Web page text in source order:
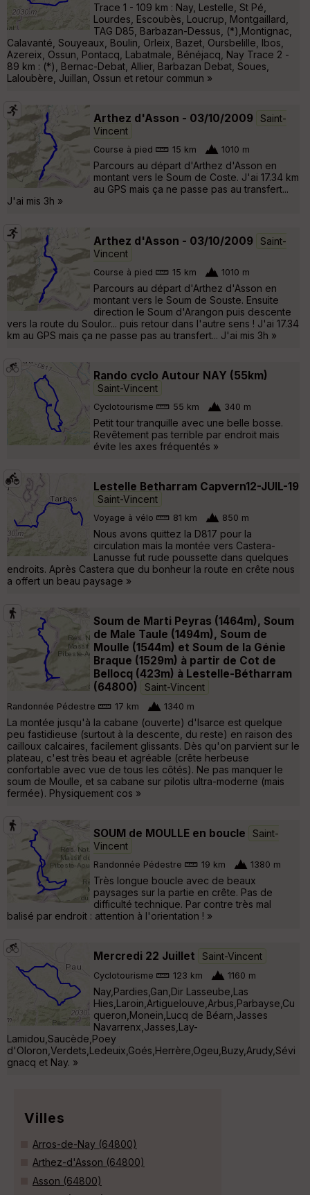
Trace 1 - 109 km : Nay, Lestelle, St Pé,
Lourdes, Escoubès, Loucrup, Montgaillard,
TAG D85, Barbazan-Dessus, (*),Montignac,
Calavanté, Souyeaux, Boulin, Orleix, Bazet, Oursbelille, Ibos,
Azereix, Ossun, Pontacq, Labatmale, Bénéjacq, Nay Trace 2 -
89 km : (*), Bernac-Debat, Allier, Barbazan Debat, Soues,
Laloubère, Juillan, Ossun et retour commun »
Arthez d'Asson - 03/10/2009
Saint-
Vincent
Course à pied 15 km 1010 m
Parcours au départ d'Arthez d'Asson en
montant vers le Soum de Coste. J'ai 17.34 km
au GPS mais ça ne passe pas au transfert...
J'ai mis 3h »
Arthez d'Asson - 03/10/2009
Saint-
Vincent
Course à pied 15 km 1010 m
Parcours au départ d'Arthez d'Asson en
montant vers le Soum de Souste. Ensuite
direction le Soum d'Arangon puis descente
vers la route du Soulor... puis retour dans l'autre sens ! J'ai 17.34
km au GPS mais ça ne passe pas au transfert... J'ai mis 3h »
Rando cyclo Autour NAY (55km)
Saint-Vincent
Cyclotourisme 55 km 340 m
Petit tour tranquille avec une belle bosse.
Revêtement pas terrible par endroit mais
évite les axes fréquentés »
Lestelle Betharram Capvern12-JUIL-19
Saint-Vincent
Voyage à vélo 81 km 850 m
Nous avons quittez la D817 pour la
circulation mais la montée vers Castera-
Lanusse fut rude poussette dans quelques
endroits. Après Castera que du bonheur la route en crête nous
a offert un beau paysage »
Soum de Marti Peyras (1464m), Soum
de Male Taule (1494m), Soum de
Moulle (1544m) et Soum de la Génie
Braque (1529m) à partir de Cot de
Bellocq (423m) à Lestelle-Bétharram
(64800)
Saint-Vincent
Randonnée Pédestre 17 km 1340 m
La montée jusqu'à la cabane (ouverte) d'Isarce est quelque
peu fastidieuse (surtout à la descente, du reste) en raison des
cailloux calcaires, facilement glissants. Dès qu'on parvient sur le
plateau, c'est très beau et agréable (crête herbeuse
confortable avec vue de tous les côtés). Ne pas manquer le
soum de Moulle, et sa cabane sur pilotis ultra-moderne (mais
fermée). Physiquement cos »
SOUM de MOULLE en boucle
Saint-
Vincent
Randonnée Pédestre 19 km 1380 m
Très longue boucle avec de beaux
paysages sur la partie en crête. Pas de
difficulté technique. Par contre très mal
balisé par endroit : attention à l'orientation ! »
Mercredi 22 Juillet Saint-Vincent
Cyclotourisme 123 km 1160 m
Nay,Pardies,Gan,Dir Lasseube,Las
Hies,Laroin,Artiguelouve,Arbus,Parbayse,Cu
queron,Monein,Lucq de Béarn,Jasses
Navarrenx,Jasses,Lay-
Lamidou,Saucède,Poey
d'Oloron,Verdets,Ledeuix,Goés,Herrère,Ogeu,Buzy,Arudy,Sévi
gnacq et Nay. »
Villes
Arros-de-Nay (64800)
Arthez-d'Asson (64800)
Asson (64800)